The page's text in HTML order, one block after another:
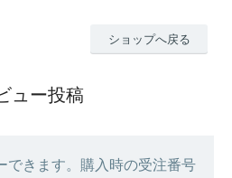
ショップへ戻る
ュー投稿
できます。購入時の受注番号